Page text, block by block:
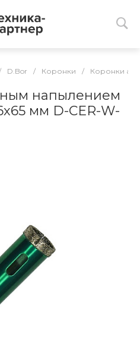
D.Bor / Коронки / Коронки
напылением
мм D-CER-W-